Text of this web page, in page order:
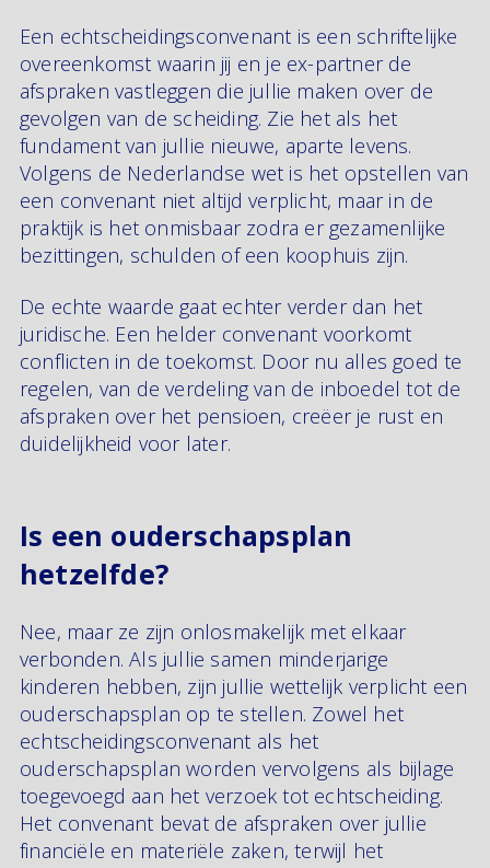
Een echtscheidingsconvenant is een schriftelijke
overeenkomst waarin jij en je ex-partner de
afspraken vastleggen die jullie maken over de
gevolgen van de scheiding. Zie het als het
fundament van jullie nieuwe, aparte levens.
Volgens de Nederlandse wet is het opstellen van
een convenant niet altijd verplicht, maar in de
praktijk is het onmisbaar zodra er gezamenlijke
bezittingen, schulden of een koophuis zijn.
De echte waarde gaat echter verder dan het
juridische. Een helder convenant voorkomt
conflicten in de toekomst. Door nu alles goed te
regelen, van de verdeling van de inboedel tot de
afspraken over het pensioen, creëer je rust en
duidelijkheid voor later.
Is een ouderschapsplan
hetzelfde?
Nee, maar ze zijn onlosmakelijk met elkaar
verbonden. Als jullie samen minderjarige
kinderen hebben, zijn jullie wettelijk verplicht een
ouderschapsplan op te stellen. Zowel het
echtscheidingsconvenant als het
ouderschapsplan worden vervolgens als bijlage
toegevoegd aan het verzoek tot echtscheiding.
Het convenant bevat de afspraken over jullie
financiële en materiële zaken, terwijl het